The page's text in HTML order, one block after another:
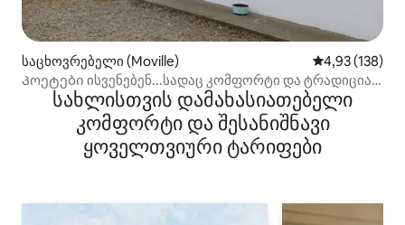
საცხოვრებელი (Moville) საშუალო
4,93 (138)
Პოეტები ისვენებენ...სადაც კომფორტი და ტრადიცია
ერთმანეთს ერწყმის.
სახლისთვის დამახასიათებელი
კომფორტი და შესანიშნავი
ყოველთვიური ტარიფები